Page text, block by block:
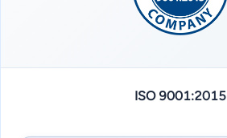
ISO 9001:2015